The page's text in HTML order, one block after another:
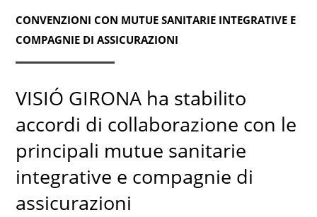
CONVENZIONI CON MUTUE SANITARIE INTEGRATIVE E
COMPAGNIE DI ASSICURAZIONI
VISIÓ GIRONA ha stabilito
accordi di collaborazione con le
principali mutue sanitarie
integrative e compagnie di
assicurazioni